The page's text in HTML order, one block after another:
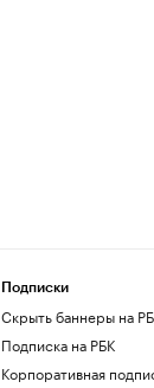
Подписки
Скрыть баннеры на
Подписка на РБК
Корпоративная